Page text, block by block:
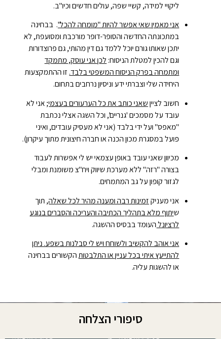
ליקויי למידה, קשיי שפה, עולים חדשים וכיו"ב.
אני מאמין שאי אפשר להיות "מומחה להכל". בבחינה
במתכונתה החדשה והסופר-דופר מורכבת ומסועפת, לא
יתכן שאותו גורם יוכל ללמד גם דין מהותי, גם פרוצדורות
וגם להכין למטלת הניסוח: לכן אני עוסק, מתמקד
ומתמחה בפרק הניסוח המשפטי בלבד. זו ההתמקצעות
היחידה שלי וצברתי ידע וניסיון נרחבים בתחום.
חשוב לצייןשאני כותב את כל הערעורים בעצמי;אני לא
עובד על מסמכים 'גנריים', וכל השגה אצלי נכתבת
"מאפס" ועל ידי בלבד (אני לא מעסיק עובדים, ואיני
פועל במסגרת מכון הכנה או חברה חיצונית מתוך עיקרון).
מכיוון שאני עובד באופן עצמאי יש לי אפשרות לעבוד
בצורה "רזה" ללא מערכת שיווק ויח"צ משומנת ומבלי
לגזור קופון על גב המתמחים.
אני מעניקזמינות רבה ומענה מהיר לכל שאלה, תוך
שיתוף מלא בתהליך הכתיבה והעריכה והסברים בנוגע
לרציונלהעומד בבסיס ההשגה.
אני אוהב להקשיב ולשוחח ויש לי סבלנות בשפע. ניתן
להתייעץ איתי בכל עניין או התלבטותהקשורים בבחינה
או להשגות עליה.
סיפורי הצלחה